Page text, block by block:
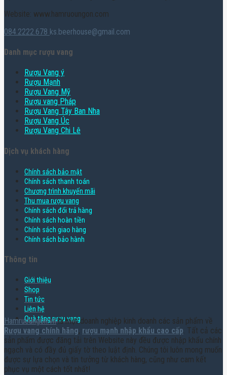
Website: www.hamruoungon.com
084.2222.678 ks.beerhouse@gmail.com
Danh mục rượu vang
Rượu Vang ý
Rượu Mạnh
Rượu Vang Mỹ
Rượu vang Pháp
Rượu Vang Tây Ban Nha
Rượu Vang Úc
Rượu Vang Chi Lê
Dịch vụ khách hàng
Chính sách bảo mật
Chính sách thanh toán
Chương trình khuyến mãi
Thu mua rượu vang
Chính sách đổi trả hàng
Chính sách hoàn tiền
Chính sách giao hàng
Chính sách bảo hành
Thông tin
Giới thiệu
Shop
Tin tức
Liên hệ
Quà tặng rượu vang
Hamruoungon.vnlà một doanh nghiệp kinh doanh các sản phẩm về
Rượu vang chính hãng, rượu mạnh nhập khẩu cao cấp. Tất cả các
sản phẩm được đăng tải trên Website này đều được nhập khẩu chính
ngạch và có đầy đủ giấy tờ theo luật định. Chúng tôi luôn mong muốn
được sự lựa chọn và tin tưởng từ khách hàng, cũng như cam kết
phục vụ một cách tốt nhất!